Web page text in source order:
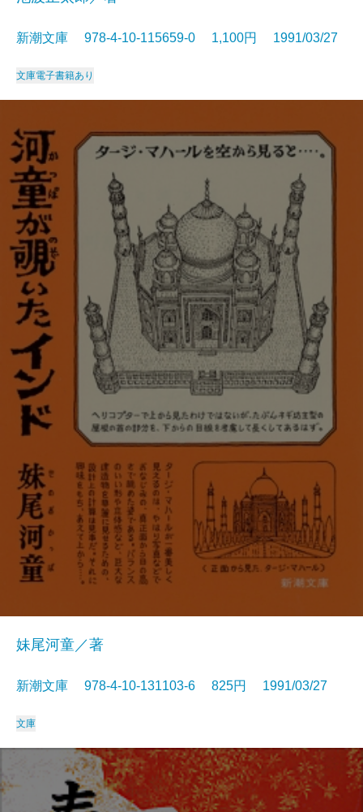
新潮文庫 978-4-10-115659-0 1,100円 1991/03/27
文庫電子書籍あり
妹尾河童／著
新潮文庫 978-4-10-131103-6 825円 1991/03/27
文庫